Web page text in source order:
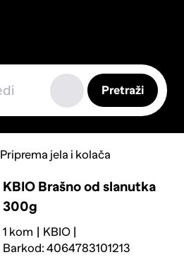
Pretraži
Priprema jela i kolača
KBIO Brašno od slanutka
300g
1 kom
KBIO
Barkod: 4064783101213